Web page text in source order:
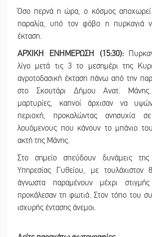
Όσο περνά η ώρα, ο κόσμος αποχωρεί
παραλία, υπό τον φόβο η πυρκαγιά
έκταση.
ΑΡΧΙΚΗ ΕΝΗΜΕΡΩΣΗ (15:30):
λίγο μετά τις 3 το μεσημέρι της
αγροτοδασική έκταση πάνω από την
στο Σκουτάρι Δήμου Ανατ.
μαρτυρίες, καπνοί άρχισαν να
περιοχή, προκαλώντας ανησυχία
λουόμενους που κάνουν το μπάνιο
ακτή της Μάνης.
Στο σημείο σπεύδουν δυνάμεις της
Υπηρεσίας Γυθείου, με
άγνωστα παραμένουν μέχρι
προκάλεσαν τη φωτιά. Στον τόπο του
ισχυρής έντασης άνεμοι.